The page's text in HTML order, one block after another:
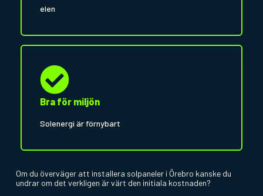
elen
Bra för miljön
Solenergi är förnybart
Om du överväger att installera solpaneler i Örebro kanske du
undrar om det verkligen är värt den initiala kostnaden?